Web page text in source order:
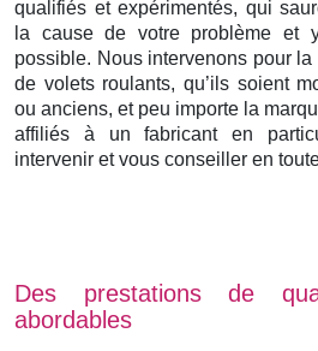
qualifiés et expérimentés, qui
la cause de votre problème et
possible. Nous intervenons pour
de volets roulants, qu’ils soient
ou anciens, et peu importe la
affiliés à un fabricant en
intervenir et vous conseiller en
Des prestations de
abordables